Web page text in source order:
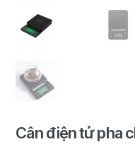
Cân điện tử pha